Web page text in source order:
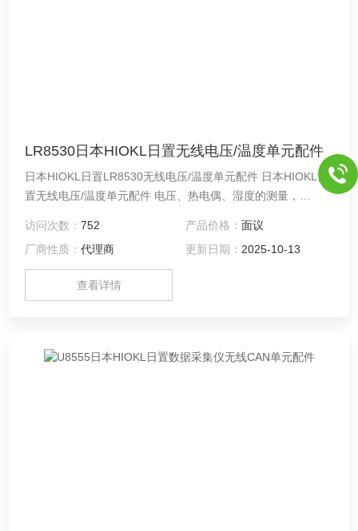
LR8530日本HIOKL日置无线电压/温度单元配件
日本HIOKL日置LR8530无线电压/温度单元配件 日本HIOKL日
置无线电压/温度单元配件 电压、热电偶、湿度的测量，
访问次数：752 产品价格： 面议
厂商性质：代理商 更新日期： 2025-10-13
查看详情